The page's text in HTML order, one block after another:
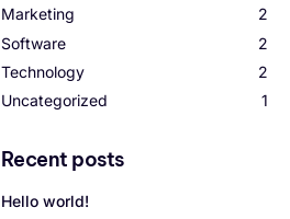
Marketing
2
Software
2
Technology
2
Uncategorized
1
Recent posts
Hello world!